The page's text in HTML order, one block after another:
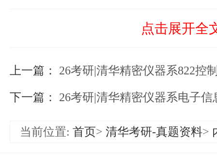
生提供了大量的练习机会，便于
高解题能力。
融入新技术新方法：教材融入了
点击展开全
上一篇： 26考研|清华精密仪器系822控制
下一篇： 26考研|清华精密仪器系电子信
当前位置: 首页> 清华考研-真题资料>